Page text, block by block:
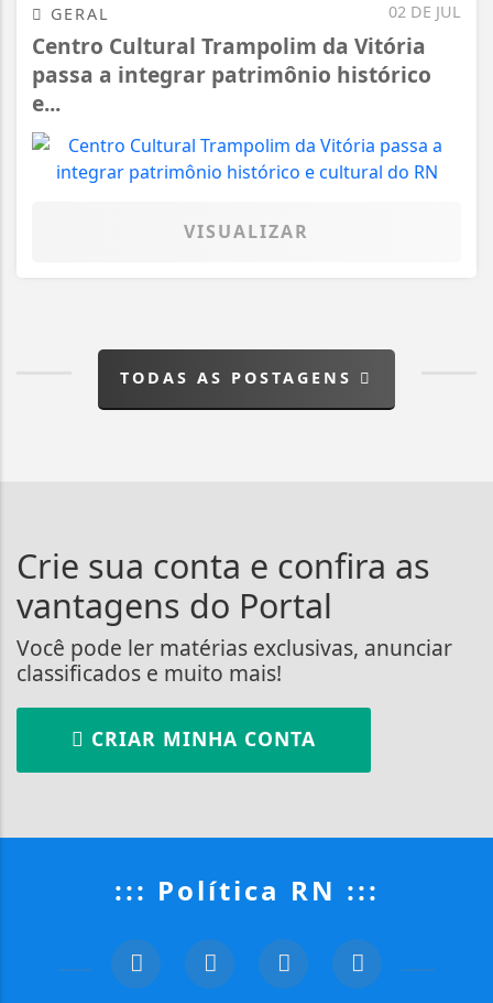
02 DE JUL
GERAL
Centro Cultural Trampolim da Vitória
passa a integrar patrimônio histórico
e...
VISUALIZAR
TODAS AS POSTAGENS
Crie sua conta e confira as
vantagens do Portal
Você pode ler matérias exclusivas, anunciar
classificados e muito mais!
CRIAR MINHA CONTA
::: Política RN :::